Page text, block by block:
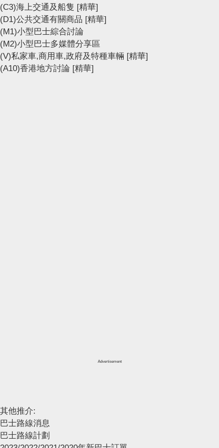
(C3)海上交通及船隻 [精華]
(D1)公共交通有關商品 [精華]
(M1)小型巴士綜合討論
(M2)小型巴士多媒體分享區
(V)私家車,商用車,政府及特種車輛 [精華]
(A10)香港地方討論 [精華]
Advertisement
其他推介:
巴士路線消息
巴士路線計劃